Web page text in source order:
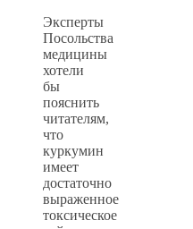
Эксперты
Посольства
медицины
хотели
бы
пояснить
читателям,
что
куркумин
имеет
достаточно
выраженное
токсическое